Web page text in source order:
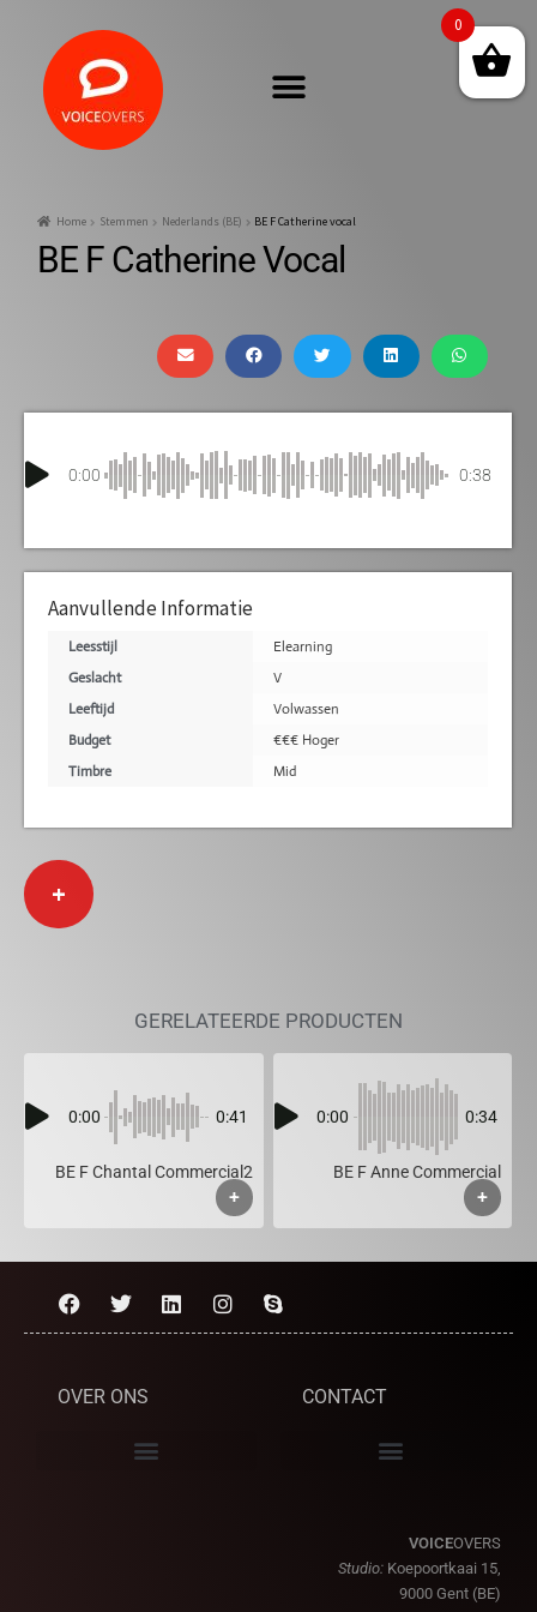
Home Stemmen Nederlands (BE) BE F Catherine vocal
BE F Catherine Vocal
0:00 0:38
Aanvullende Informatie
Leesstijl
Elearning
Geslacht
V
Leeftijd
Volwassen
Budget
€€€ Hoger
Timbre
Mid
+
GERELATEERDE PRODUCTEN
0:00 0:41
BE F Chantal Commercial2
+
0:00 0:34
BE F Anne Commercial
+
OVER ONS CONTACT
VOICEOVERS
Studio: Koepoortkaai 15,
9000 Gent (BE)
0